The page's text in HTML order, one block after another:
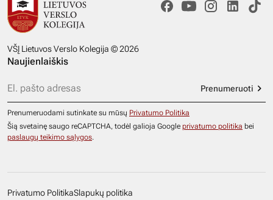
VŠĮ Lietuvos Verslo Kolegija © 2026
Naujienlaiškis
Prenumeruoti
Prenumeruodami sutinkate su mūsų Privatumo Politika
Šią svetainę saugo reCAPTCHA, todėl galioja Google privatumo politika bei
paslaugų teikimo sąlygos.
Privatumo PolitikaSlapukų politika